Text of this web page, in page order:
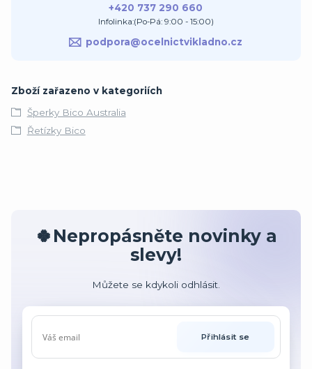
+420 737 290 660
Infolinka:(Po-Pá: 9:00 - 15:00)
podpora@ocelnictvikladno.cz
Zboží zařazeno v kategoriích
Šperky Bico Australia
Řetízky Bico
🍀Nepropásněte novinky a
slevy!
Můžete se kdykoli odhlásit.
Přihlásit se